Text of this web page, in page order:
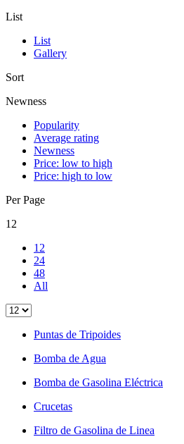
List
List
Gallery
Sort
Newness
Popularity
Average rating
Newness
Price: low to high
Price: high to low
Per Page
12
12
24
48
All
Puntas de Tripoides
Bomba de Agua
Bomba de Gasolina Eléctrica
Crucetas
Filtro de Gasolina de Linea